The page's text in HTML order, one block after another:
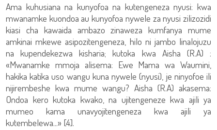
Ama kuhusiana na kunyofoa na kutengeneza nyusi: kwa
mwanamke kuondoa au kunyofoa nywele za nyusi zilizozidi
kiasi cha kawaida ambazo zinaweza kumfanya mume
amkinai mkewe asipozitengeneza, hilo ni jambo linalojuzu
na kupendekezwa kisharia; kutoka kwa Aisha (R.A) :
«Mwanamke mmoja alisema: Ewe Mama wa Waumini,
hakika katika uso wangu kuna nywele (nyusi), je ninyofoe ili
nijirembeshe kwa mume wangu? Aisha (R.A) akasema:
Ondoa kero kutoka kwako, na ujitengeneze kwa ajili ya
mumeo kama unavyojitengeneza kwa ajili ya
kutembelewa...» [4].